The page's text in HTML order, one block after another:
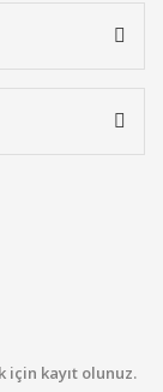
için kayıt olunuz.